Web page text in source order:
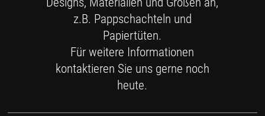
z.B. Pappschachteln und
Papiertüten.
Für weitere Informationen
kontaktieren Sie uns gerne noch
heute.